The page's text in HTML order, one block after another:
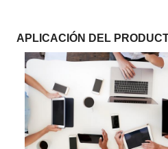
APLICACIÓN DEL